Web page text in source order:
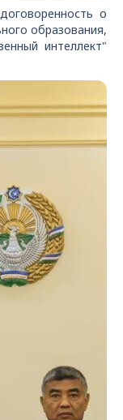
о
образования,
интеллект"